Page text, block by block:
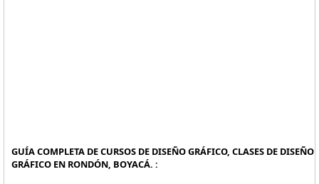
GUÍA COMPLETA DE CURSOS DE DISEÑO GRÁFICO, CLASES DE DISEÑO
GRÁFICO EN RONDÓN, BOYACÁ. :